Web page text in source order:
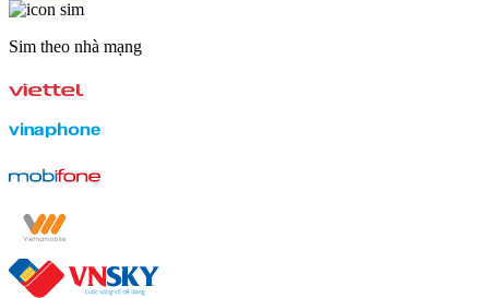
Sim theo nhà mạng